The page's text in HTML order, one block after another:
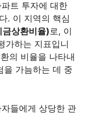
트 투자에 대한
. 이 지역의 핵심
금상환비율)로, 이
가하는 지표입니
의 비율을 나타내
을 가늠하는 데 중
들에게 상당한 관